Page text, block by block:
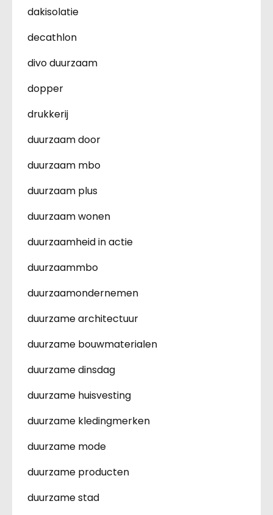
dakisolatie
decathlon
divo duurzaam
dopper
drukkerij
duurzaam door
duurzaam mbo
duurzaam plus
duurzaam wonen
duurzaamheid in actie
duurzaammbo
duurzaamondernemen
duurzame architectuur
duurzame bouwmaterialen
duurzame dinsdag
duurzame huisvesting
duurzame kledingmerken
duurzame mode
duurzame producten
duurzame stad